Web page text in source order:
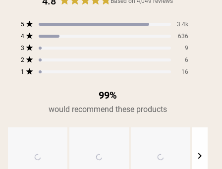
out
5 3.4k
Total
5
star
reviews:
3.4k
4 636
Total
4
star
reviews:
636
3 9
Total
3
star
reviews:
9
2 6
Total
2
star
reviews:
6
1 16
Total
1
star
reviews:
16
99%
would recommend these products